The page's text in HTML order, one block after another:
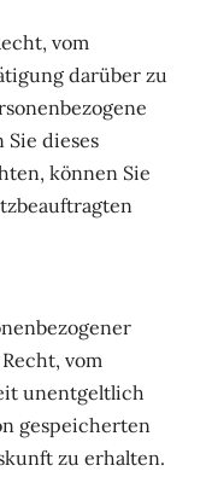
vom
darüber zu
dieses
können Sie
vom
unentgeltlich
gespeicherten
zu erhalten.